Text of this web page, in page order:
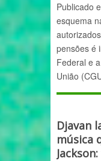
Publicado
esquema
pensões é
Federal e
União
Djavan
música
Jackson: